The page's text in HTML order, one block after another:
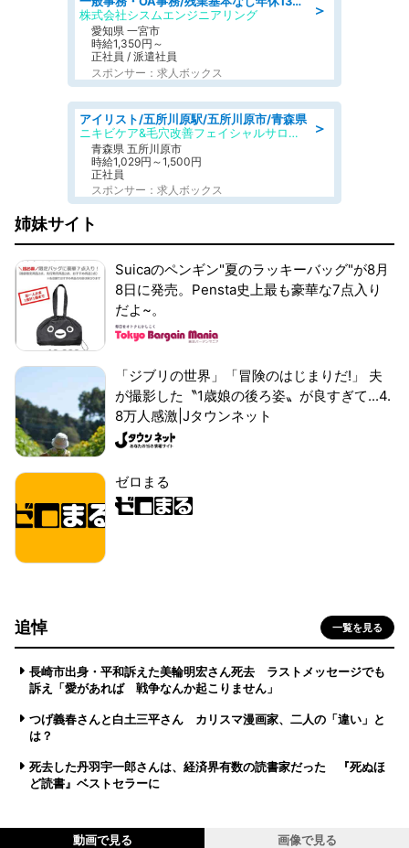
＞
株式会社シスムエンジニアリング
愛知県 一宮市
時給1,350円～
正社員 / 派遣社員
スポンサー：求人ボックス
＞
アイリスト/五所川原駅/五所川原市/青森県
ニキビケア&毛穴改善フェイシャルサロン BELDAD
青森県 五所川原市
時給1,029円～1,500円
正社員
スポンサー：求人ボックス
姉妹サイト
Suicaのペンギン"夏のラッキーバッグ"が8月
8日に発売。Pensta史上最も豪華な7点入り
だよ~。
「ジブリの世界」「冒険のはじまりだ!」 夫
が撮影した〝1歳娘の後ろ姿〟が良すぎて...4.
8万人感激|Jタウンネット
ゼロまる
追悼 一覧を見る
長崎市出身・平和訴えた美輪明宏さん死去 ラストメッセージでも
訴え「愛があれば 戦争なんか起こりません」
つげ義春さんと白土三平さん カリスマ漫画家、二人の「違い」と
は？
死去した丹羽宇一郎さんは、経済界有数の読書家だった 『死ぬほ
ど読書』ベストセラーに
動画で見る 画像で見る